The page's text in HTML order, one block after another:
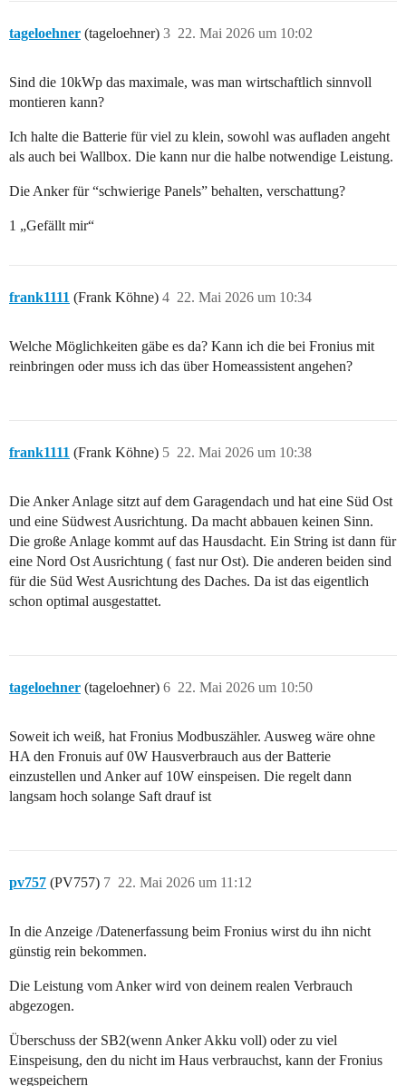
tageloehner (tageloehner) 22. Mai 2026 um 10:02
3
Sind die 10kWp das maximale, was man wirtschaftlich sinnvoll
montieren kann?
Ich halte die Batterie für viel zu klein, sowohl was aufladen angeht
als auch bei Wallbox. Die kann nur die halbe notwendige Leistung.
Die Anker für “schwierige Panels” behalten, verschattung?
1 „Gefällt mir“
frank1111 (Frank Köhne) 22. Mai 2026 um 10:34
4
Welche Möglichkeiten gäbe es da? Kann ich die bei Fronius mit
reinbringen oder muss ich das über Homeassistent angehen?
frank1111 (Frank Köhne) 22. Mai 2026 um 10:38
5
Die Anker Anlage sitzt auf dem Garagendach und hat eine Süd Ost
und eine Südwest Ausrichtung. Da macht abbauen keinen Sinn.
Die große Anlage kommt auf das Hausdacht. Ein String ist dann für
eine Nord Ost Ausrichtung ( fast nur Ost). Die anderen beiden sind
für die Süd West Ausrichtung des Daches. Da ist das eigentlich
schon optimal ausgestattet.
tageloehner (tageloehner) 22. Mai 2026 um 10:50
6
Soweit ich weiß, hat Fronius Modbuszähler. Ausweg wäre ohne
HA den Fronuis auf 0W Hausverbrauch aus der Batterie
einzustellen und Anker auf 10W einspeisen. Die regelt dann
langsam hoch solange Saft drauf ist
pv757 (PV757) 22. Mai 2026 um 11:12
7
In die Anzeige /Datenerfassung beim Fronius wirst du ihn nicht
günstig rein bekommen.
Die Leistung vom Anker wird von deinem realen Verbrauch
abgezogen.
Überschuss der SB2(wenn Anker Akku voll) oder zu viel
Einspeisung, den du nicht im Haus verbrauchst, kann der Fronius
wegspeichern